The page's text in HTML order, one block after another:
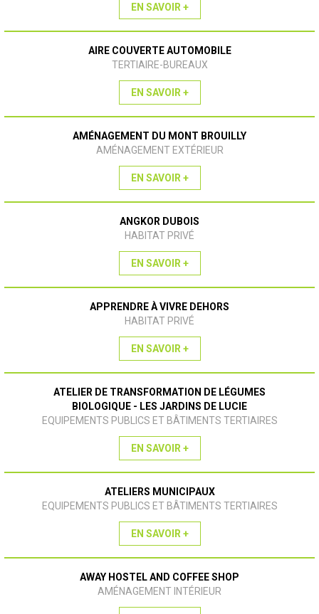
EN SAVOIR +
AIRE COUVERTE AUTOMOBILE
TERTIAIRE-BUREAUX
EN SAVOIR +
AMÉNAGEMENT DU MONT BROUILLY
AMÉNAGEMENT EXTÉRIEUR
EN SAVOIR +
ANGKOR DUBOIS
HABITAT PRIVÉ
EN SAVOIR +
APPRENDRE À VIVRE DEHORS
HABITAT PRIVÉ
EN SAVOIR +
ATELIER DE TRANSFORMATION DE LÉGUMES
BIOLOGIQUE - LES JARDINS DE LUCIE
EQUIPEMENTS PUBLICS ET BÂTIMENTS TERTIAIRES
EN SAVOIR +
ATELIERS MUNICIPAUX
EQUIPEMENTS PUBLICS ET BÂTIMENTS TERTIAIRES
EN SAVOIR +
AWAY HOSTEL AND COFFEE SHOP
AMÉNAGEMENT INTÉRIEUR